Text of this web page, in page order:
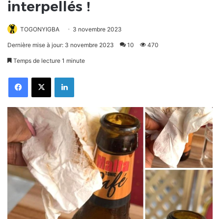
interpellés !
TOGONYIGBA 3 novembre 2023
Dernière mise à jour: 3 novembre 2023 10 470
Temps de lecture 1 minute
FacebookX Linkedin